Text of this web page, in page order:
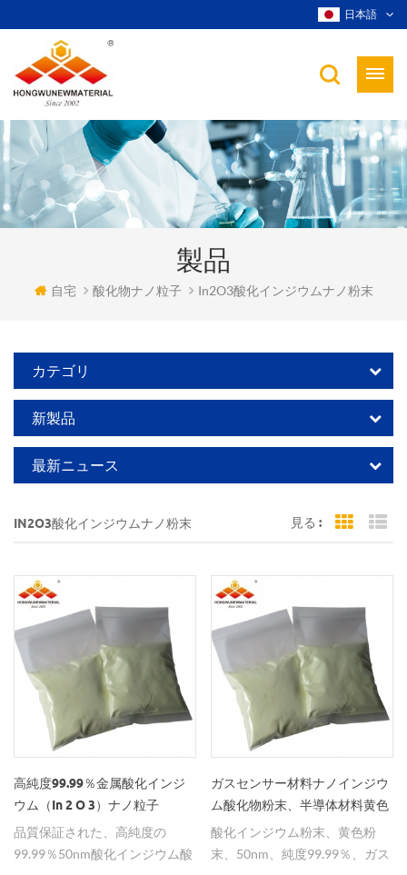
日本語
製品
自宅 酸化物ナノ粒子 In2O3酸化インジウムナノ粉末
カテゴリ
新製品
最新ニュース
IN2O3酸化インジウムナノ粉末 見る : Grid
高純度99.99％金属酸化インジ
ウム（In 2 O 3）ナノ粒子
品質保証された、高純度の
99.99％50nm酸化インジウム酸
ガスセンサー材料ナノインジウ
ム酸化物粉末、半導体材料黄色
インジウム粉末
酸化インジウム粉末、黄色粉
末、50nm、純度99.99％、ガス